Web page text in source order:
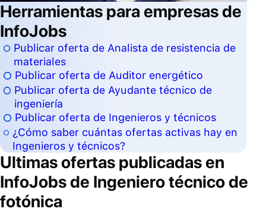
Herramientas para empresas de
InfoJobs
Publicar oferta de Analista de resistencia de
materiales
Publicar oferta de Auditor energético
Publicar oferta de Ayudante técnico de
ingeniería
Publicar oferta de Ingenieros y técnicos
¿Cómo saber cuántas ofertas activas hay en
Ingenieros y técnicos?
Ultimas ofertas publicadas en
InfoJobs de Ingeniero técnico de
fotónica